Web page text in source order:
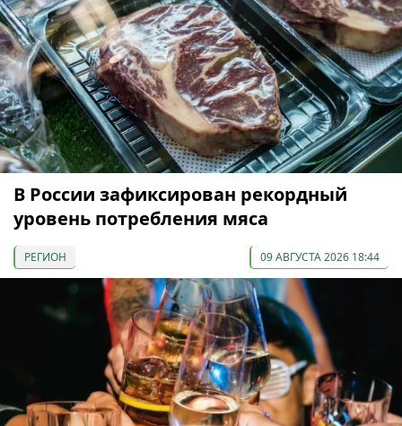
В России зафиксирован рекордный
уровень потребления мяса
РЕГИОН 09 АВГУСТА 2026 18:44